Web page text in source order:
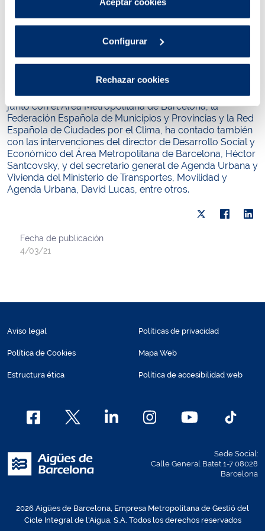
Configurar
Rechazar cookies
y experiencias que han seguido virtualmente 157
personas. En su intervención, Sánchez ha reafirmado “el
compromiso de Gavà en impulsar nuevos modelos
económicos que sean sostenibles y socialmente más
sistema y estamos poniendo en peligro el futuro de las
próximas generaciones”.
El encuentro, organizado por el Ayuntamiento de Gavà,
junto con el Área Metropolitana de Barcelona, la
Federación Española de Municipios y Provincias y la Red
Española de Ciudades por el Clima, ha contado también
con las intervenciones del director de Desarrollo Social y
Económico del Área Metropolitana de Barcelona, Héctor
Santcovsky, y del secretario general de Agenda Urbana y
Vivienda del Ministerio de Transportes, Movilidad y
Agenda Urbana, David Lucas, entre otros.
Fecha de publicación
4/03/21
Aviso legal
Política de Cookies
Estructura ética
Políticas de privacidad
Mapa Web
Política de accesibilidad web
Sede Social:
Calle General Batet 1-7 08028
Barcelona
2026 Aigües de Barcelona, Empresa Metropolitana de Gestió del
Cicle Integral de l'Aigua, S.A. Todos los derechos reservados